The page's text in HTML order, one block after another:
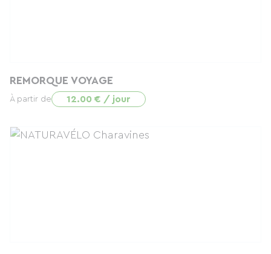
REMORQUE VOYAGE
À partir de 12.00 € / jour